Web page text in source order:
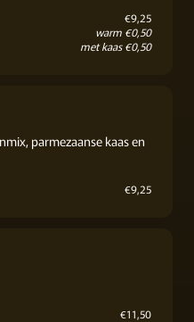
€9,25
warm €0,50
met kaas €0,50
parmezaanse kaas en
€9,25
€11,50